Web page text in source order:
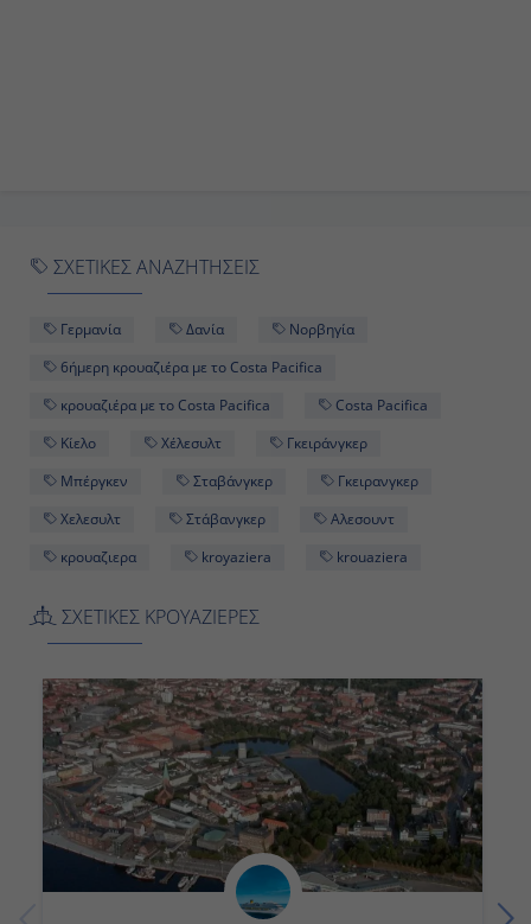
ΣΧΕΤΙΚΕΣ ΑΝΑΖΗΤΗΣΕΙΣ
Γερμανία Δανία
Νορβηγία
6ήμερη κρουαζιέρα με το Costa Pacifica
κρουαζιέρα με το Costa Pacifica
Costa Pacifica
Κίελο
Χέλεσυλτ
Γκειράνγκερ
Μπέργκεν
Σταβάνγκερ
Γκειρανγκερ
Χελεσυλτ
Στάβανγκερ
Αλεσουντ
κρουαζιερα
kroyaziera krouaziera
ΣΧΕΤΙΚΕΣ ΚΡΟΥΑΖΙΕΡΕΣ